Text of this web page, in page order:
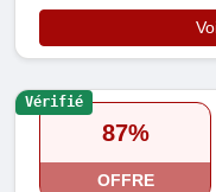
87%
OFFRE
Vérifié